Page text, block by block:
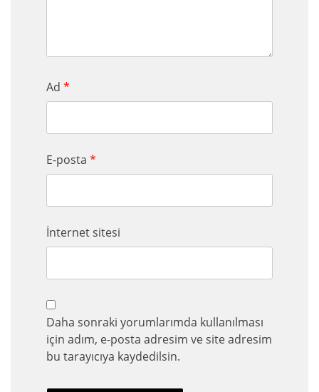
Ad *
E-posta *
İnternet sitesi
Daha sonraki yorumlarımda kullanılması
için adım, e-posta adresim ve site adresim
bu tarayıcıya kaydedilsin.